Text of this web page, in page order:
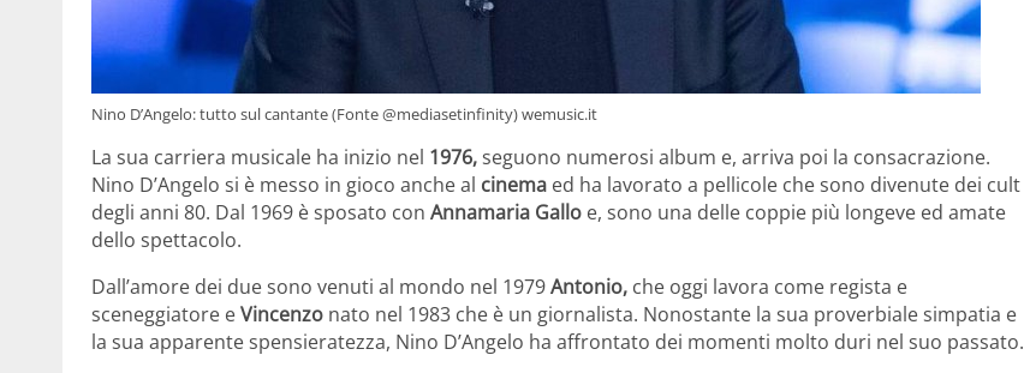
Nino D’Angelo: tutto sul cantante (Fonte @mediasetinfinity) wemusic.it
La sua carriera musicale ha inizio nel 1976,seguono numerosi album e, arriva poi la consacrazione.
Nino D’Angelo si è messo in gioco anche al cinema ed ha lavorato a pellicole che sono divenute dei cult
degli anni 80. Dal 1969 è sposato con Annamaria Gallo e, sono una delle coppie più longeve ed amate
dello spettacolo.
Dall’amore dei due sono venuti al mondo nel 1979Antonio, che oggi lavora come regista e
sceneggiatore eVincenzo nato nel 1983 che è un giornalista. Nonostante la sua proverbiale simpatia e
la sua apparente spensieratezza, Nino D’Angelo ha affrontato dei momenti molto duri nel suo passato.